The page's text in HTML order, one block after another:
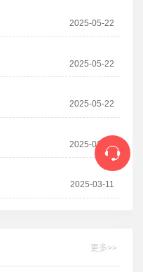
2025-05-22
2025-05-22
2025-05-22
2025-03-20
2025-03-11
更多>>